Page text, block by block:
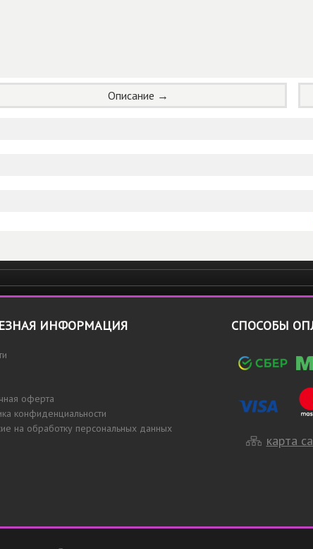
Описание
ИНФОРМАЦИЯ
оферта
конфиденциальности
на обработку персональных данных
СПОСОБЫ
карта